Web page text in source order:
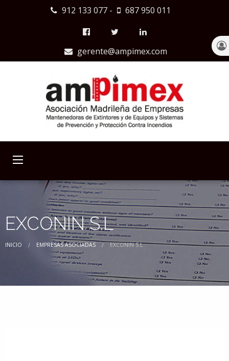
912 133 077- 687 950 011
gerente@ampimex.com
EXCONIN S.L
INICIO EMPRESAS ASOCIADAS EXCONIN S.L